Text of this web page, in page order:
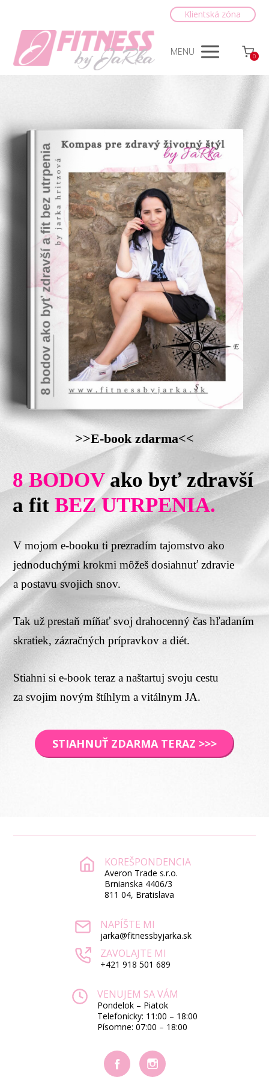
Klientská zóna
MENU 0
>>E-book zdarma<<
8 BODOVako byť zdravší
a fit BEZ UTRPENIA.
V mojom e-booku ti prezradím tajomstvo ako
jednoduchými krokmi môžeš dosiahnuť zdravie
a postavu svojich snov.
Tak už prestaň míňať svoj drahocenný čas hľadaním
skratiek, zázračných prípravkov a diét.
Stiahni si e-book teraz a naštartuj svoju cestu
za svojim novým štíhlym a vitálnym JA.
STIAHNUŤ ZDARMA TERAZ >>>
KOREŠPONDENCIA
Averon Trade s.r.o.
Brnianska 4406/3
811 04, Bratislava
NAPÍŠTE MI
jarka@fitnessbyjarka.sk
ZAVOLAJTE MI
+421 918 501 689
VENUJEM SA VÁM
Pondelok – Piatok
Telefonicky: 11:00 – 18:00
Písomne: 07:00 – 18:00